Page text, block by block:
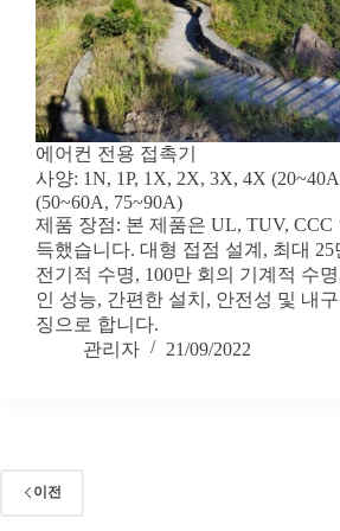
에어컨 전용 접촉기
사양: 1N, 1P, 1X, 2X, 3X, 4X
(50~60A, 75~90A)
제품 장점: 본 제품은 UL, TUV, CCC
득했습니다. 대형 접점 설계, 최대 25
전기적 수명, 100만 회의 기계적 수
인 성능, 간편한 설치, 안전성 및 내
징으로 합니다.
관리자
21/09/2022
이전